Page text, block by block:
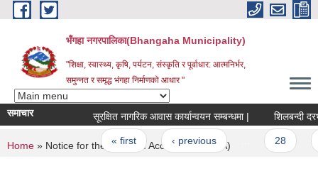
Skip to main content
भँगहा नगरपालिका(Bhangaha Municipality)
"शिक्षा, स्वास्थ्य, कृषि, पर्यटन, संस्कृति र पूर्वाधार: आत्मनिर्भर,
समुन्नत र समृद्ध भंगहा निर्माणको आधार "
समाचार सूरक्षित नागरिक आवास कार्यान्वयन सम्बन्धमा | शिलबन्दी
Pages
« first ‹ previous …
You are here
Home » Notice for the Letter of Acceptance (LOA)